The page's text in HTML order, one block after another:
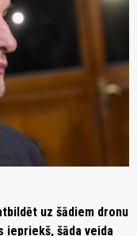
uz šādiem dronu
iepriekš, šāda veida